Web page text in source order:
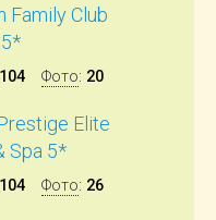
Family Club
104 Фото: 20
Elite
Spa 5*
104 Фото: 26